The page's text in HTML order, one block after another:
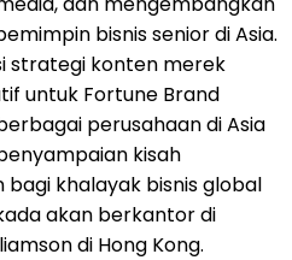
bisnis senior di Asia.
strategi konten merek
untuk Fortune Brand
perusahaan di Asia
kisah
khalayak bisnis global
akan berkantor di
di Hong Kong.